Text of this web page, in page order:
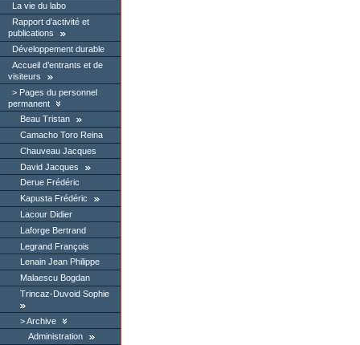
La vie du labo
Rapport d’activité et
publications
Développement durable
Accueil d’entrants et de
visiteurs
Pages du personnel
permanent
Beau Tristan
Camacho Toro Reina
Chauveau Jacques
David Jacques
Derue Frédéric
Kapusta Frédéric
Lacour Didier
Laforge Bertrand
Legrand François
Lenain Jean Philippe
Malaescu Bogdan
Trincaz-Duvoid Sophie
Archive
Administration